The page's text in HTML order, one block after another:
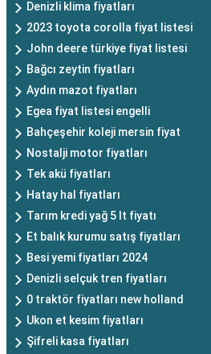
Denizli klima fiyatları
2023 toyota corolla fiyat listesi
John deere türkiye fiyat listesi
Bağcı zeytin fiyatları
Aydın mazot fiyatları
Egea fiyat listesi engelli
Bahçeşehir koleji mersin fiyat
Nostalji motor fiyatları
Tek akü fiyatları
Hatay hal fiyatları
Tarım kredi yağ 5 lt fiyatı
Et balık kurumu satış fiyatları
Besi yemi fiyatları 2024
Denizli selçuk tren fiyatları
0 traktör fiyatları new holland
Ukon et kesim fiyatları
Şifreli kasa fiyatları